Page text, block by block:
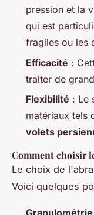
pression et la
qui est
fragiles ou les
Efficacité :
traiter de
Flexibilité : Le
matériaux tels
volets
Comment choisir
Le choix de
Voici quelques
Granulométrie